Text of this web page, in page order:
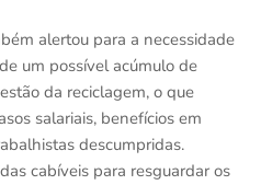
alertou para a necessidade
um possível acúmulo de
da reciclagem, o que
salariais, benefícios em
descumpridas.
cabíveis para resguardar os